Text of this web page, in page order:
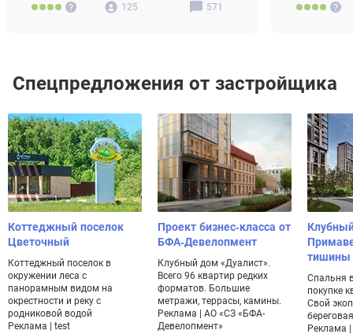
125 571
Спецпредложения от застройщика
Коттеджный поселок
Цветочный
Коттеджный поселок в
окружении леса с
панорамным видом на
окрестности и реку с
родниковой водой
Реклама | test
Проект бизнес-класса от
БФА-Девелопмент
Клубный дом «Дуалист».
Всего 96 квартир редких
форматов. Большие
метражи, террасы, камины.
Реклама | АО «СЗ «БФА-
Девелопмент»
тишины
Спальня
покупке
Свой
Реклама